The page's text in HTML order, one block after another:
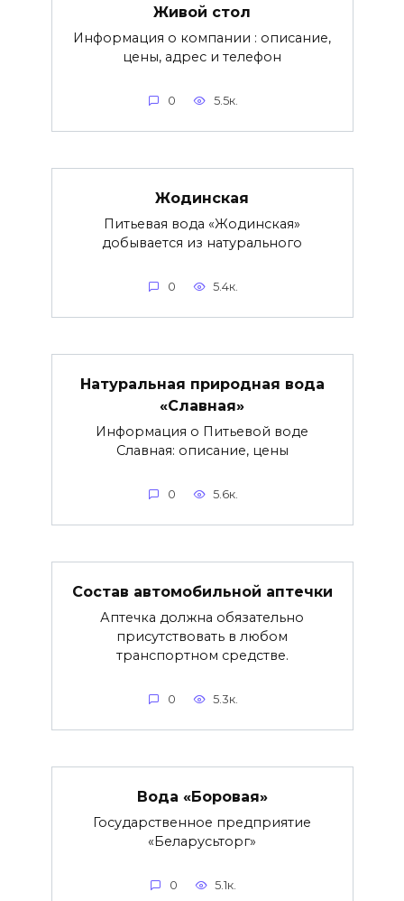
Живой стол
Информация о компании : описание,
цены, адрес и телефон
0 5.5к.
Жодинская
Питьевая вода «Жодинская»
добывается из натурального
0 5.4к.
Натуральная природная вода
«Славная»
Информация о Питьевой воде
Славная: описание, цены
0 5.6к.
Состав автомобильной аптечки
Аптечка должна обязательно
присутствовать в любом
транспортном средстве.
0 5.3к.
Вода «Боровая»
Государственное предприятие
«Беларусьторг»
0 5.1к.